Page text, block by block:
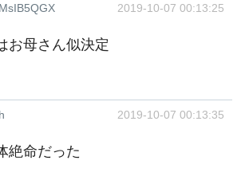
2019-10-07 00:13:25
お母さん似決定
2019-10-07 00:13:35
絶命だった